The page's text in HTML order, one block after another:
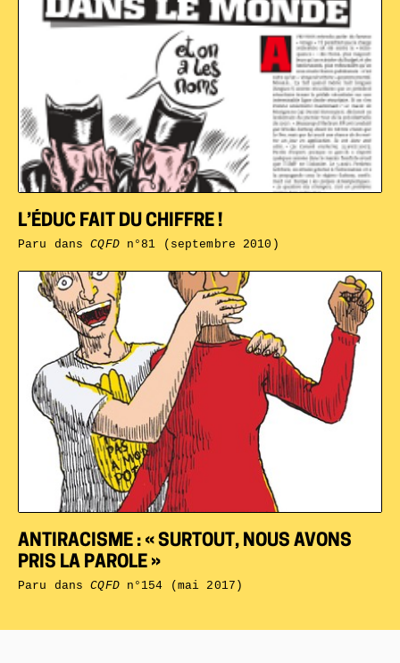
ANTIRACISME : « SURTOUT, NOUS AVONS
PRIS LA PAROLE »
Paru dansCQFDn°154 (mai 2017)
L’ÉDUC FAIT DU CHIFFRE !
Paru dansCQFDn°81 (septembre 2010)